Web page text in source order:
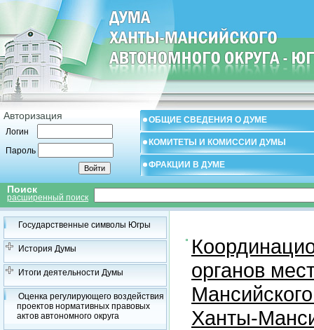
Авторизация
Логин
Пароль
ОБЩИЕ СВЕДЕНИЯ О ДУМЕ
КОМИТЕТЫ И КОМИССИИ ДУМЫ
ФРАКЦИИ В ДУМЕ
Поиск
расширенный поиск
Государственные символы Югры
История Думы
Итоги деятельности Думы
Оценка регулирующего воздействия
проектов нормативных правовых
актов автономного округа
органов
Ханты-